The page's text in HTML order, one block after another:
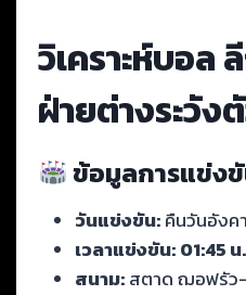
วิเคราะห์บอล
ฝ่ายต่างระวัง
ข้อมูลการแข่ง
วันแข่งขัน:คืนวันอังค
เวลาแข่งขัน:01:45 น.
สนาม:สตาด ฌอฟรัว-